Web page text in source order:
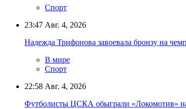
Спорт
23:47 Авг. 4, 2026
Надежда Трифонова завоевала бронзу на
В мире
Спорт
22:58 Авг. 4, 2026
Футболисты ЦСКА обыграли «Локомотив» на